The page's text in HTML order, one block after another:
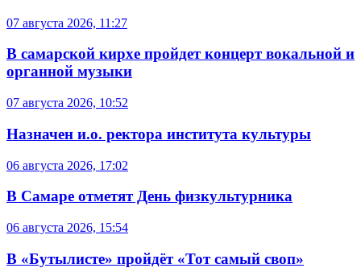
07 августа 2026, 11:27
В самарской кирхе пройдет концерт вокальной и
органной музыки
07 августа 2026, 10:52
Назначен и.о. ректора института культуры
06 августа 2026, 17:02
В Самаре отметят День физкультурника
06 августа 2026, 15:54
В «Бутылисте» пройдёт «Тот самый своп»